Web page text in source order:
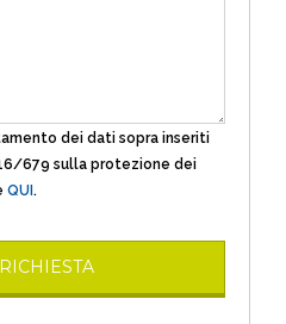
dei dati sopra inseriti
679 sulla protezione dei
QUI .